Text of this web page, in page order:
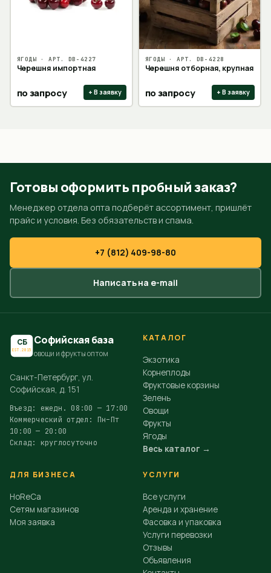
ЯГОДЫ · АРТ. DB-4227
Черешня импортная
по запросу + В заявку
ЯГОДЫ · АРТ. DB-4228
Черешня отборная, крупная
по запросу + В заявку
Готовы оформить пробный заказ?
Менеджер отдела опта подберёт ассортимент, пришлёт
прайс и условия. Без обязательств и спама.
+7 (812) 409-98-80
Написать на e-mail
СБ
EST.2015
Софийская база
овощи и фрукты оптом
Санкт-Петербург, ул.
Софийская, д. 151
Въезд: ежедн. 08:00 — 17:00
Коммерческий отдел: Пн–Пт
10:00 — 20:00
Склад: круглосуточно
КАТАЛОГ
Экзотика
Корнеплоды
Фруктовые корзины
Зелень
Овощи
Фрукты
Ягоды
Весь каталог →
ДЛЯ БИЗНЕСА
HoReCa
Сетям магазинов
Моя заявка
УСЛУГИ
Все услуги
Аренда и хранение
Фасовка и упаковка
Услуги перевозки
Отзывы
Объявления